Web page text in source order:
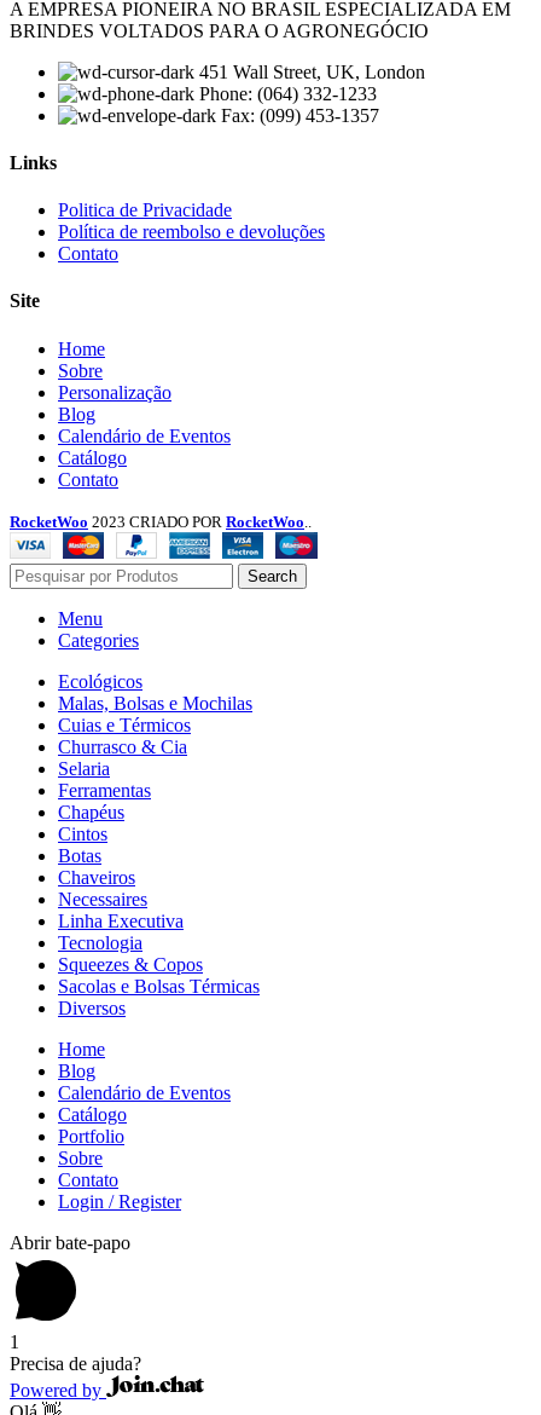
A EMPRESA PIONEIRA NO BRASIL ESPECIALIZADA EM
BRINDES VOLTADOS PARA O AGRONEGÓCIO
451 Wall Street, UK, London
Phone: (064) 332-1233
Fax: (099) 453-1357
Links
Menu
Politica de Privacidade
Política de reembolso e devoluções
Contato
Site
Menu
Home
Sobre
Personalização
Blog
Calendário de Eventos
Catálogo
Contato
RocketWoo 2023 CRIADO POR RocketWoo
Search
Menu
Categories
Ecológicos
Malas, Bolsas e Mochilas
Cuias e Térmicos
Churrasco & Cia
Selaria
Ferramentas
Chapéus
Cintos
Botas
Chaveiros
Necessaires
Linha Executiva
Tecnologia
Squeezes & Copos
Sacolas e Bolsas Térmicas
Diversos
Home
Blog
Calendário de Eventos
Catálogo
Portfolio
Sobre
Contato
Login / Register
Abrir bate-papo
1
Precisa de ajuda?
Powered by